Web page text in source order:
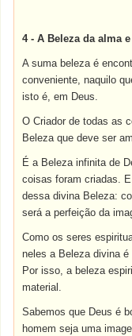
4 - A Beleza da alma
A suma beleza é
conveniente, naquilo
isto é, em Deus.
O Criador de todas as
Beleza que deve ser
É a Beleza infinita de
coisas foram criadas.
dessa divina Beleza:
será a perfeição da
Como os seres
neles a Beleza divina
Por isso, a beleza
material.
Sabemos que Deus é
homem seja uma